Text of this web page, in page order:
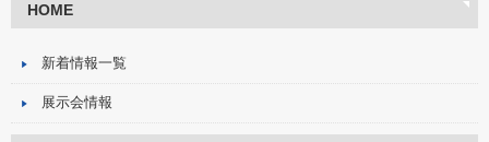
HOME
新着情報一覧
展示会情報